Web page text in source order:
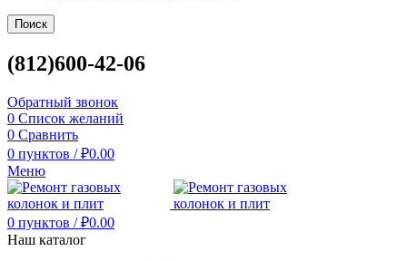
Поиск
(812)600-42-06
Обратный звонок
0 Список желаний
0 Сравнить
0 пунктов / ₽0.00
Меню
0 пунктов / ₽0.00
Наш каталог